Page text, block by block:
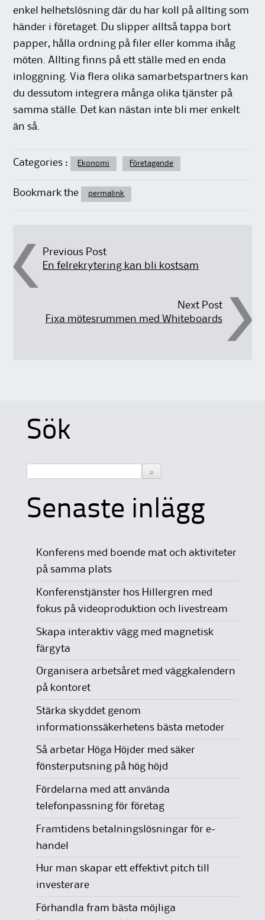
enkel helhetslösning där du har koll på allting som
händer i företaget. Du slipper alltså tappa bort
papper, hålla ordning på filer eller komma ihåg
möten. Allting finns på ett ställe med en enda
inloggning. Via flera olika samarbetspartners kan
du dessutom integrera många olika tjänster på
samma ställe. Det kan nästan inte bli mer enkelt
än så.
Categories : Ekonomi Företagande
Bookmark the permalink
Post navigation
Previous Post
En felrekrytering kan bli kostsam
Next Post
Fixa mötesrummen med Whiteboards
Sök
Senaste inlägg
Konferens med boende mat och aktiviteter
på samma plats
Konferenstjänster hos Hillergren med
fokus på videoproduktion och livestream
Skapa interaktiv vägg med magnetisk
färgyta
Organisera arbetsåret med väggkalendern
på kontoret
Stärka skyddet genom
informationssäkerhetens bästa metoder
Så arbetar Höga Höjder med säker
fönsterputsning på hög höjd
Fördelarna med att använda
telefonpassning för företag
Framtidens betalningslösningar för e-
handel
Hur man skapar ett effektivt pitch till
investerare
Förhandla fram bästa möjliga